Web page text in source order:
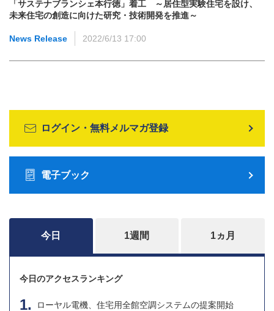
「サステナブランシェ本行徳」着工 ～居住型実験住宅を設け、
未来住宅の創造に向けた研究・技術開発を推進～
News Release 2022/6/13 17:00
ログイン・無料メルマガ登録
電子ブック
今日 1週間 1ヵ月
今日のアクセスランキング
ローヤル電機、住宅用全館空調システムの提案開始